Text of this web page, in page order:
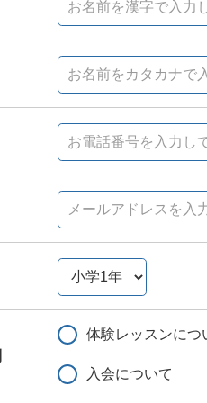
体験レッスンにつ
入会について